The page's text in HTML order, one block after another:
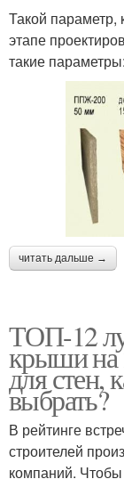
Такой параметр,
этапе
такие параметры:
читать дальше →
ТОП-12
крыши на
для стен,
выбрать?
В рейтинге
строителей
компаний.